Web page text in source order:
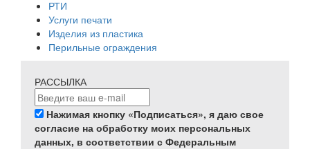
РТИ
Услуги печати
Изделия из пластика
Перильные ограждения
РАССЫЛКА
Нажимая кнопку «Подписаться», я даю свое
согласие на обработку моих персональных
данных, в соответствии с Федеральным